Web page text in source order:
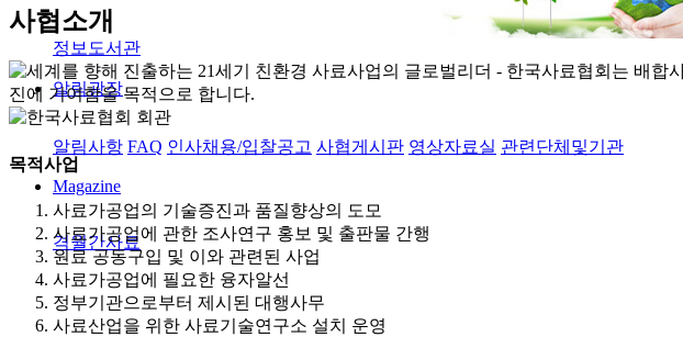
정보도서관
알림광장
알림사항 FAQ 인사채용/입찰공고 사협게시판 영상자료실 관련단체및기관
Magazine
격월간사료
사협소개
목적사업
사료가공업의 기술증진과 품질향상의 도모
사료가공업에 관한 조사연구 홍보 및 출판물 간행
원료 공동구입 및 이와 관련된 사업
사료가공업에 필요한 융자알선
정부기관으로부터 제시된 대행사무
사료산업을 위한 사료기술연구소 설치 운영